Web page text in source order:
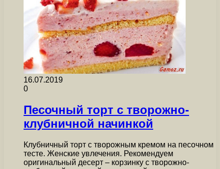
16.07.2019
0
Песочный торт с творожно-
клубничной начинкой
Клубничный торт с творожным кремом на песочном
тесте. Женские увлечения. Рекомендуем
оригинальный десерт – корзинку с творожно-